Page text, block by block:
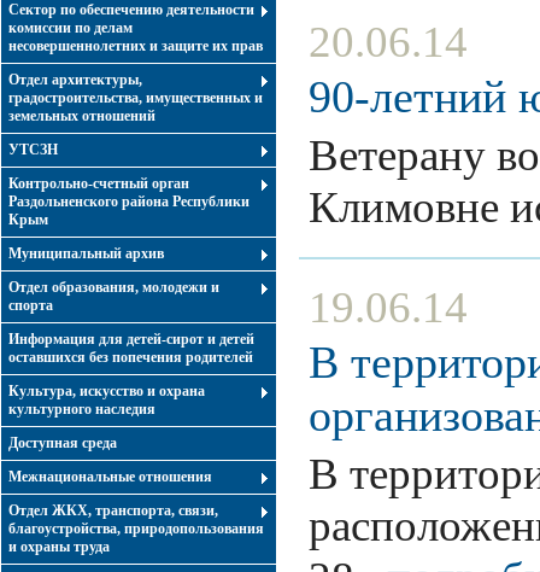
Сектор по обеспечению деятельности
комиссии по делам
несовершеннолетних и защите их прав
Отдел архитектуры,
градостроительства, имущественных и
земельных отношений
УТСЗН
Контрольно-счетный орган
Раздольненского района Республики
Крым
Муниципальный архив
Отдел образования, молодежи и
спорта
Информация для детей-сирот и детей
оставшихся без попечения родителей
Культура, искусство и охрана
культурного наследия
Доступная среда
Межнациональные отношения
Отдел ЖКХ, транспорта, связи,
благоустройства, природопользования
и охраны труда
20.06.14
90-летний
Ветерану
Климовне
19.06.14
В
В